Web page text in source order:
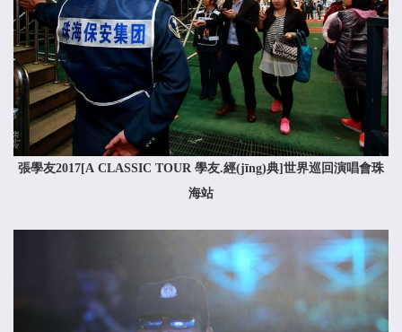
張學友2017[A CLASSIC TOUR 學友.經(jīng)典]世界巡回演唱會珠
海站